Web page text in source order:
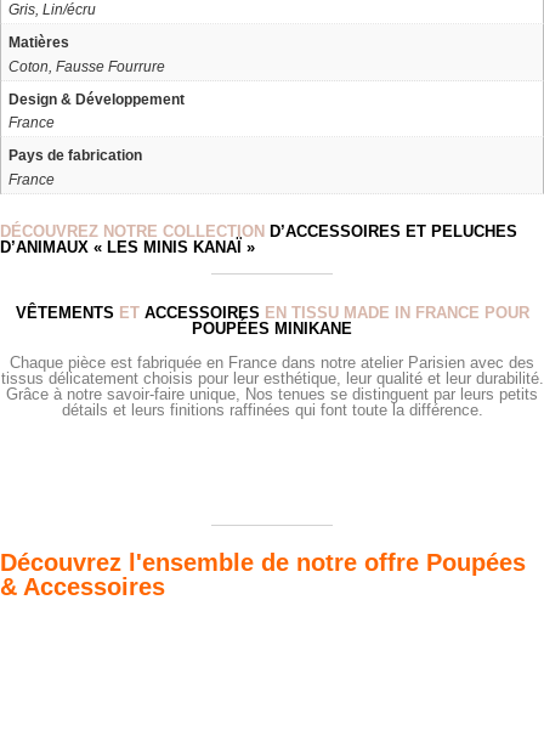
Gris, Lin/écru
Matières
Coton, Fausse Fourrure
Design & Développement
France
Pays de fabrication
France
DÉCOUVREZ NOTRE COLLECTION D’ACCESSOIRES ET PELUCHES
D’ANIMAUX « LES MINIS KANAÏ »
VÊTEMENTS ET ACCESSOIRES EN TISSU MADE IN FRANCE POUR
POUPÉES MINIKANE
Chaque pièce est fabriquée en France dans notre atelier Parisien avec des
tissus délicatement choisis pour leur esthétique, leur qualité et leur durabilité.
Grâce à notre savoir-faire unique, Nos tenues se distinguent par leurs petits
détails et leurs finitions raffinées qui font toute la différence.
Découvrez l'ensemble de notre offre Poupées
& Accessoires